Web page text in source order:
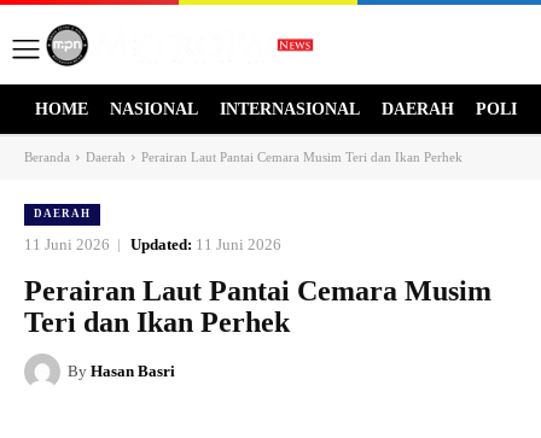
HOME NASIONAL INTERNASIONAL DAERAH
Beranda Daerah Perairan Laut Pantai Cemara Musim Teri dan Ikan Perhek
DAERAH
11 Juni 2026 Updated: 11 Juni 2026
Perairan Laut Pantai Cemara Musim
Teri dan Ikan Perhek
By Hasan Basri